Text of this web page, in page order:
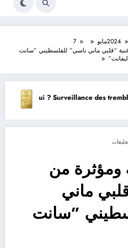
2024مايو
7
“قلبي ماني ناسي” للفلسطيني ”سانت
ليفانت”
il produit aujourd’hui ?
en Algérie
ومؤثرة من
ماني
”سانت